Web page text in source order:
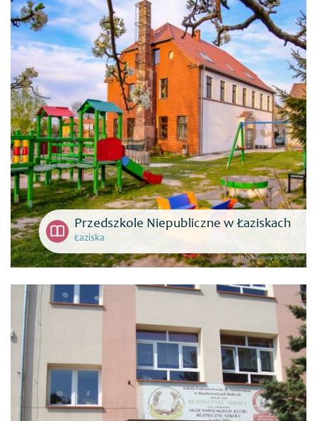
Przedszkole Niepubliczne w Łaziskach
Łaziska